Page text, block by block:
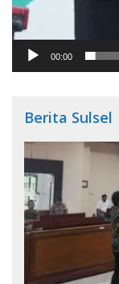
00:00
Berita Sulsel